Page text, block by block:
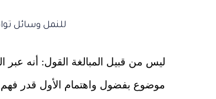
للنمل وسائل
ليس من قبيل المبالغة القول: أنه عبر
موضوع بفضول واهتمام الأول قدر فهم